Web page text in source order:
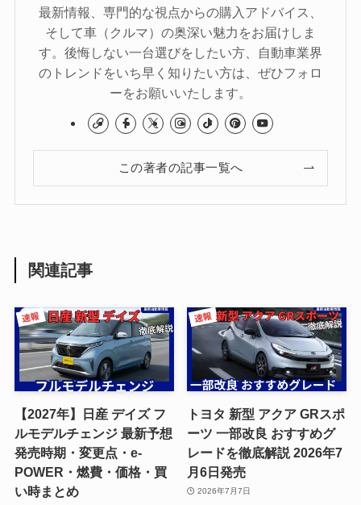
最新情報、専門的な視点からの購入アドバイス、
そして車（クルマ）の奥深い魅力をお届けしま
す。後悔しない一台選びをしたい方、自動車業界
のトレンドをいち早く知りたい方は、ぜひフォロ
ーをお願いいたします。
この著者の記事一覧へ
関連記事
【2027年】日産 デイズ フ
ルモデルチェンジ 最新予想
発売時期・変更点・e-
POWER・燃費・価格・買
い時まとめ
トヨタ 新型 アクア GRスポ
ーツ 一部改良 おすすめグ
レードを徹底解説 2026年7
月6日発売
2026年7月7日